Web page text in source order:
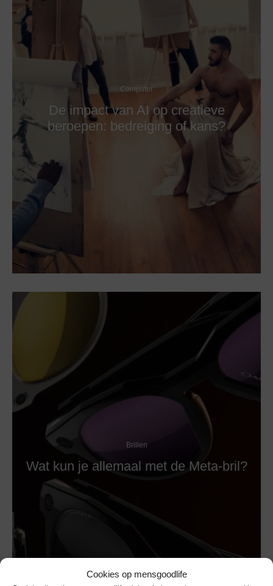
Cookies op mensgoodlife
Computer
De impact van AI op creatieve
beroepen: bedreiging of kans?
Brillen
Wat kun je allemaal met de Meta-bril?